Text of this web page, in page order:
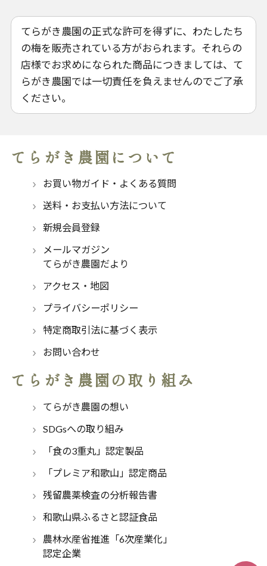
てらがき農園の正式な許可を得ずに、わたしたち
の梅を販売されている方がおられます。それらの
店様でお求めになられた商品につきましては、て
らがき農園では一切責任を負えませんのでご了承
ください。
てらがき農園について
お買い物ガイド・よくある質問
送料・お支払い方法について
新規会員登録
メールマガジン
てらがき農園だより
アクセス・地図
プライバシーポリシー
特定商取引法に基づく表示
お問い合わせ
てらがき農園の取り組み
てらがき農園の想い
SDGsへの取り組み
「食の3重丸」認定製品
「プレミア和歌山」認定商品
残留農薬検査の分析報告書
和歌山県ふるさと認証食品
農林水産省推進「6次産業化」
認定企業